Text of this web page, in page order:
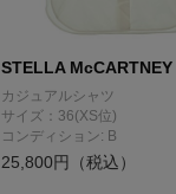
STELLA McCARTNEY
カジュアルシャツ
サイズ：36(XS位)
コンディション: B
25,800円（税込）